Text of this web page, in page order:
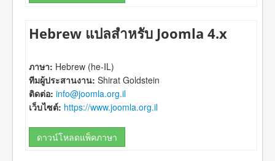
Hebrew แปลสำหรับ Joomla 4.x
ภาษา: Hebrew (he-IL)
ทีมผู้ประสานงาน: Shirat Goldstein
ติดต่อ: info@joomla.org.il
เว็บไซต์: https://www.joomla.org.il
ดาวน์โหลดแพ็คภาษา